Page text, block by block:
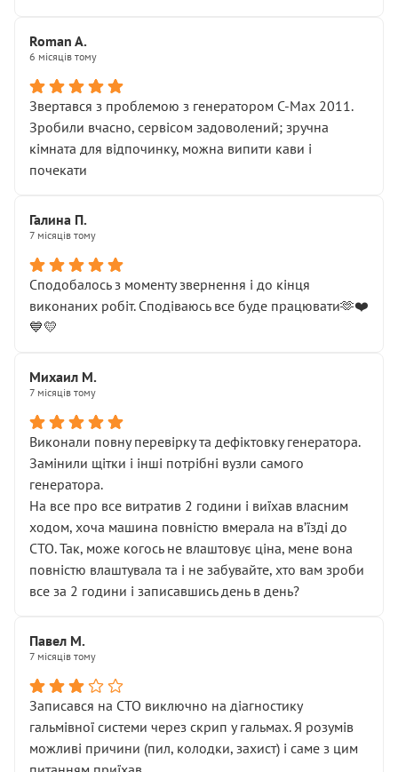
Roman A.
6 місяців тому
Звертався з проблемою з генератором C-Max 2011.
Зробили вчасно, сервісом задоволений; зручна
кімната для відпочинку, можна випити кави і
почекати
Галина П.
7 місяців тому
Сподобалось з моменту звернення і до кінця
виконаних робіт. Сподіваюсь все буде працювати🫶❤️
💙💛
Михаил М.
7 місяців тому
Виконали повну перевірку та дефіктовку генератора.
Замінили щітки і інші потрібні вузли самого
генератора.
На все про все витратив 2 години і виїхав власним
ходом, хоча машина повністю вмерала на вʼїзді до
СТО. Так, може когось не влаштовує ціна, мене вона
повністю влаштувала та і не забувайте, хто вам зроби
все за 2 години і записавшись день в день?
Павел М.
7 місяців тому
Записався на СТО виключно на діагностику
гальмівної системи через скрип у гальмах. Я розумів
можливі причини (пил, колодки, захист) і саме з цим